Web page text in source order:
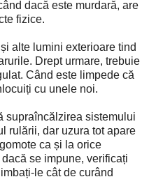
dacă este murdară, are
fizice.
și alte lumini exterioare tind
Drept urmare, trebuie
Când este limpede că
cu unele noi.
supraîncălzirea sistemului
rulării, dar uzura tot apare
ca și la orice
se impune, verificați
le cât de curând